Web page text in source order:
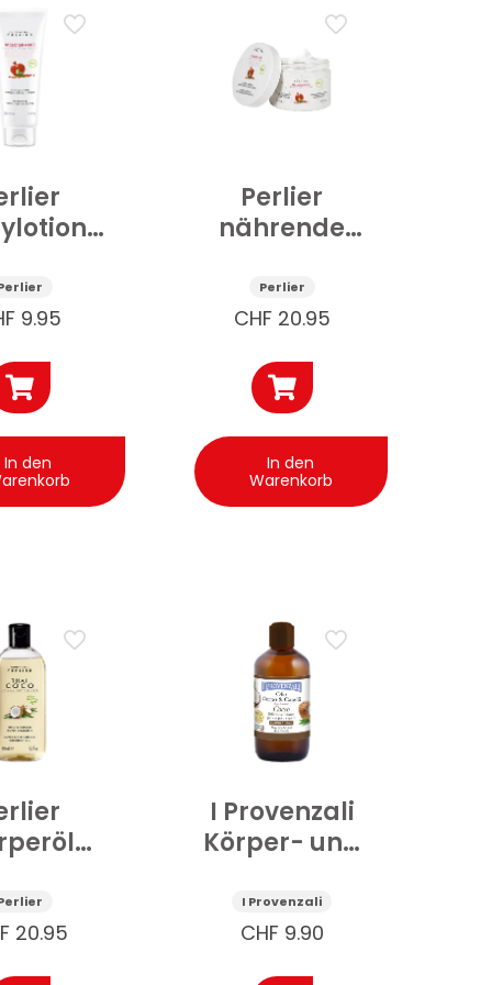
ml
9.95
In den
Perlier
nährende
Granatapfel
300 ml
Perlier
CHF20.95
In den
Warenkorb
Kokos
20.95
I Provenzali
Körper- und
200 ml
I Provenzali
CHF9.90